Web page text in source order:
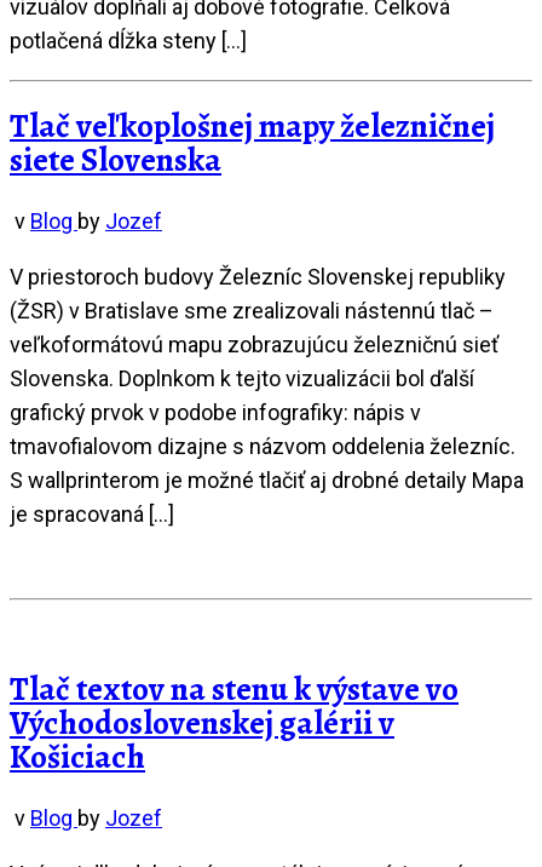
vizuálov dopĺňali aj dobové fotografie. Celková
potlačená dĺžka steny […]
Tlač veľkoplošnej mapy železničnej
siete Slovenska
v Blog by Jozef
V priestoroch budovy Železníc Slovenskej republiky
(ŽSR) v Bratislave sme zrealizovali nástennú tlač –
veľkoformátovú mapu zobrazujúcu železničnú sieť
Slovenska. Doplnkom k tejto vizualizácii bol ďalší
grafický prvok v podobe infografiky: nápis v
tmavofialovom dizajne s názvom oddelenia železníc.
S wallprinterom je možné tlačiť aj drobné detaily Mapa
je spracovaná […]
Tlač textov na stenu k výstave vo
Východoslovenskej galérii v
Košiciach
v Blog by Jozef